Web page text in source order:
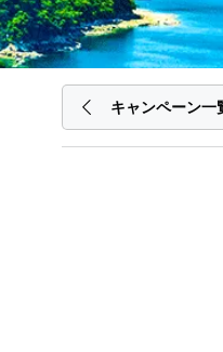
キャンペーン一